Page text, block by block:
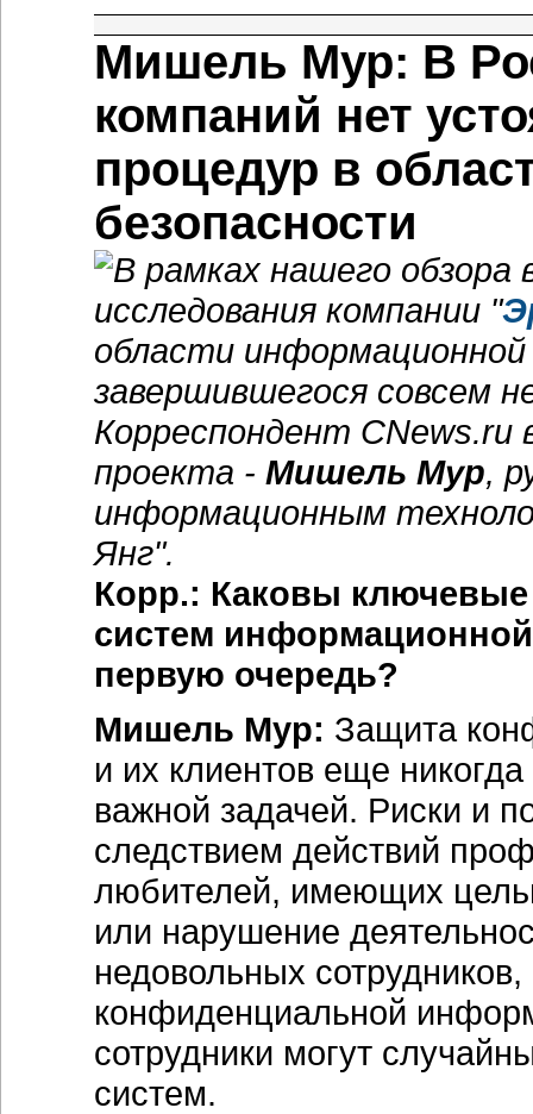
Мишель Мур: В
компаний нет
процедур в
безопасности
В рамках нашего обзора
исследования компании "
области
завершившегося совсем
Корреспондент CNews.ru
проекта - Мишель Мур,
информационным
Янг".
Корр.: Каковы
систем
первую очередь?
Мишель Мур: Защита
и их клиентов еще
важной задачей. Риски и
следствием действий
любителей, имеющих
или нарушение
недовольных
конфиденциальной
сотрудники могут
систем.